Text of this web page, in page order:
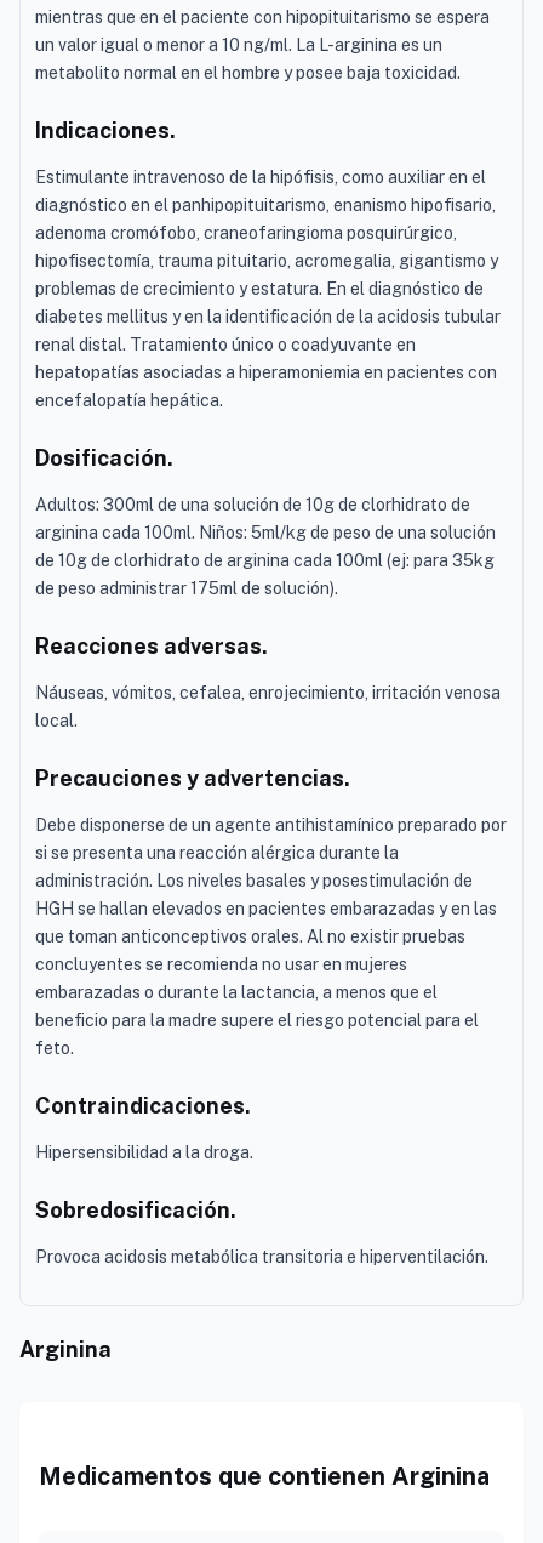
mientras que en el paciente con hipopituitarismo se espera
un valor igual o menor a 10 ng/ml. La L-arginina es un
metabolito normal en el hombre y posee baja toxicidad.
Indicaciones.
Estimulante intravenoso de la hipófisis, como auxiliar en el
diagnóstico en el panhipopituitarismo, enanismo hipofisario,
adenoma cromófobo, craneofaringioma posquirúrgico,
hipofisectomía, trauma pituitario, acromegalia, gigantismo y
problemas de crecimiento y estatura. En el diagnóstico de
diabetes mellitus y en la identificación de la acidosis tubular
renal distal. Tratamiento único o coadyuvante en
hepatopatías asociadas a hiperamoniemia en pacientes con
encefalopatía hepática.
Dosificación.
Adultos: 300ml de una solución de 10g de clorhidrato de
arginina cada 100ml. Niños: 5ml/kg de peso de una solución
de 10g de clorhidrato de arginina cada 100ml (ej: para 35kg
de peso administrar 175ml de solución).
Reacciones adversas.
Náuseas, vómitos, cefalea, enrojecimiento, irritación venosa
local.
Precauciones y advertencias.
Debe disponerse de un agente antihistamínico preparado por
si se presenta una reacción alérgica durante la
administración. Los niveles basales y posestimulación de
HGH se hallan elevados en pacientes embarazadas y en las
que toman anticonceptivos orales. Al no existir pruebas
concluyentes se recomienda no usar en mujeres
embarazadas o durante la lactancia, a menos que el
beneficio para la madre supere el riesgo potencial para el
feto.
Contraindicaciones.
Hipersensibilidad a la droga.
Sobredosificación.
Provoca acidosis metabólica transitoria e hiperventilación.
Arginina
Medicamentos que contienen Arginina